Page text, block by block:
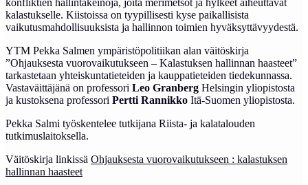
konfliktien hallintakeinoja, joita merimetsot ja hylkeet aiheuttavat
kalastukselle. Kiistoissa on tyypillisesti kyse paikallisista
vaikutusmahdollisuuksista ja hallinnon toimien hyväksyttävyydestä.
YTM Pekka Salmen ympäristöpolitiikan alan väitöskirja
”Ohjauksesta vuorovaikutukseen – Kalastuksen hallinnan haasteet”
tarkastetaan yhteiskuntatieteiden ja kauppatieteiden tiedekunnassa.
Vastaväittäjänä on professori Leo Granberg Helsingin yliopistosta
ja kustoksena professori Pertti Rannikko Itä-Suomen yliopistosta.
Pekka Salmi työskentelee tutkijana Riista- ja kalatalouden
tutkimuslaitoksella.
Väitöskirja linkissä Ohjauksesta vuorovaikutukseen : kalastuksen
hallinnan haasteet